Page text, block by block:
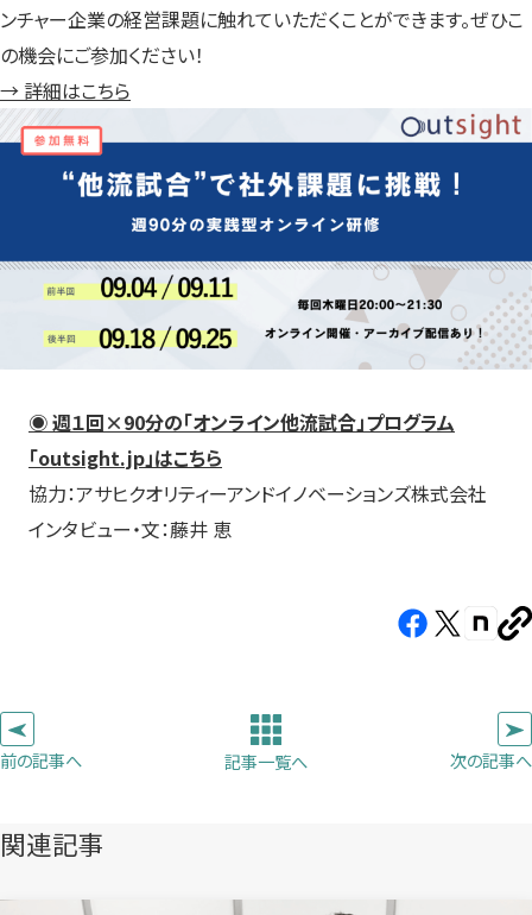
ンチャー企業の経営課題に触れていただくことができます。ぜひこ
の機会にご参加ください！
→ 詳細はこちら
◉週１回×90分の「オンライン他流試合」プログラム
「outsight.jp」はこちら
協力：アサヒクオリティーアンドイノベーションズ株式会社
インタビュー・文：藤井 恵
Facebook（新
す）
X（新 note（新
で
ー
前の記事へ 記事一覧へ 次の記事へ
関連記事